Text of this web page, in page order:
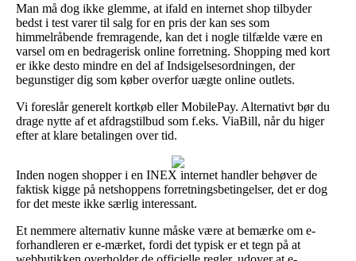
Man må dog ikke glemme, at ifald en internet shop tilbyder
bedst i test varer til salg for en pris der kan ses som
himmelråbende fremragende, kan det i nogle tilfælde være en
varsel om en bedragerisk online forretning. Shopping med kort
er ikke desto mindre en del af Indsigelsesordningen, der
begunstiger dig som køber overfor uægte online outlets.
Vi foreslår generelt kortkøb eller MobilePay. Alternativt bør du
drage nytte af et afdragstilbud som f.eks. ViaBill, når du higer
efter at klare betalingen over tid.
Inden nogen shopper i en INEX internet handler behøver de
faktisk kigge på netshoppens forretningsbetingelser, det er dog
for det meste ikke særlig interessant.
Et nemmere alternativ kunne måske være at bemærke om e-
forhandleren er e-mærket, fordi det typisk er et tegn på at